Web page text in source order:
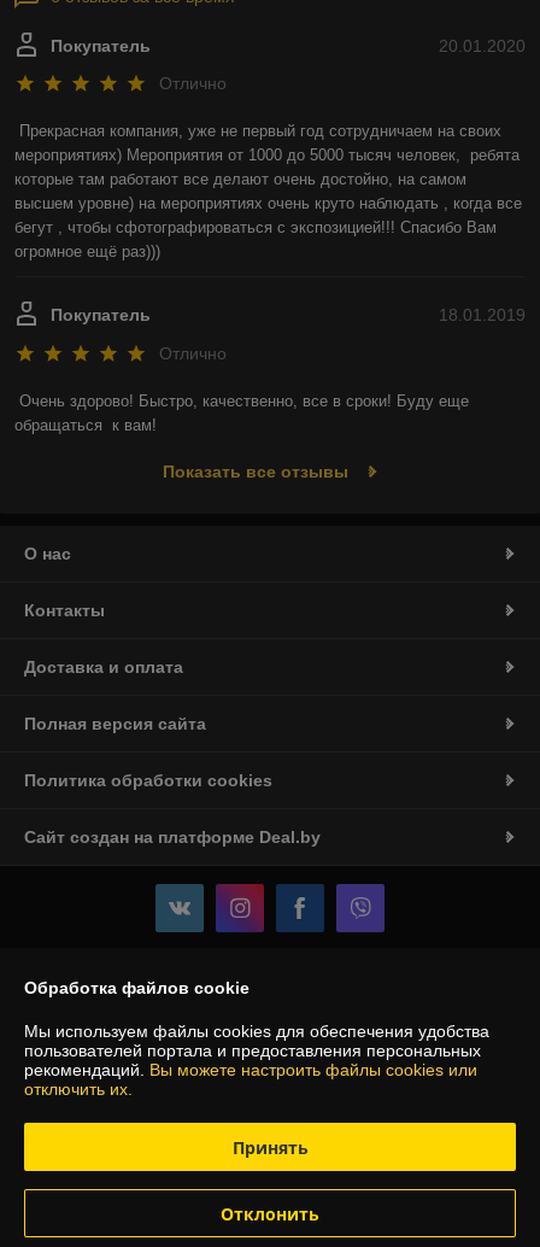
20.01.2020
Покупатель
Отлично
Прекрасная компания, уже не первый год сотрудничаем на своих
мероприятиях) Мероприятия от 1000 до 5000 тысяч человек,  ребята
которые там работают все делают очень достойно, на самом
высшем уровне) на мероприятиях очень круто наблюдать , когда все
бегут , чтобы сфотографироваться с экспозицией!!! Спасибо Вам
огромное ещё раз)))
18.01.2019
Покупатель
Отлично
Очень здорово! Быстро, качественно, все в сроки! Буду еще
обращаться  к вам!
Показать все отзывы
О нас
Контакты
Доставка и оплата
Полная версия сайта
Политика обработки cookies
Сайт создан на платформе Deal.by
Информация для покупателя
Индивидуальный предприниматель:
ИП Козловский Ян Владимирович
г.Минск ул.Охотская 145
Регистрационный номер ЕГР: 192787395
Регистрационный орган: Минский горисполком
Дата регистрации компании: 14.03.2017
Ссылка на свидетельство/лицензию
Обработка файлов cookie
Мы используем файлы cookies для обеспечения удобства
пользователей портала и предоставления персональных
рекомендаций. Вы можете настроить файлы cookies или
отключить их.
Принять
Отклонить